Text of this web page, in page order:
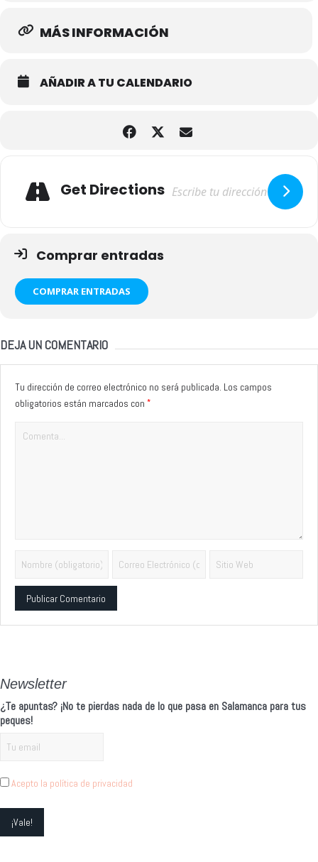
MÁS INFORMACIÓN
AÑADIR A TU CALENDARIO
Get Directions
Comprar entradas
COMPRAR ENTRADAS
DEJA UN COMENTARIO
Tu dirección de correo electrónico no será publicada. Los campos
obligatorios están marcados con *
Newsletter
¿Te apuntas? ¡No te pierdas nada de lo que pasa en Salamanca para tus
peques!
Acepto la política de privacidad